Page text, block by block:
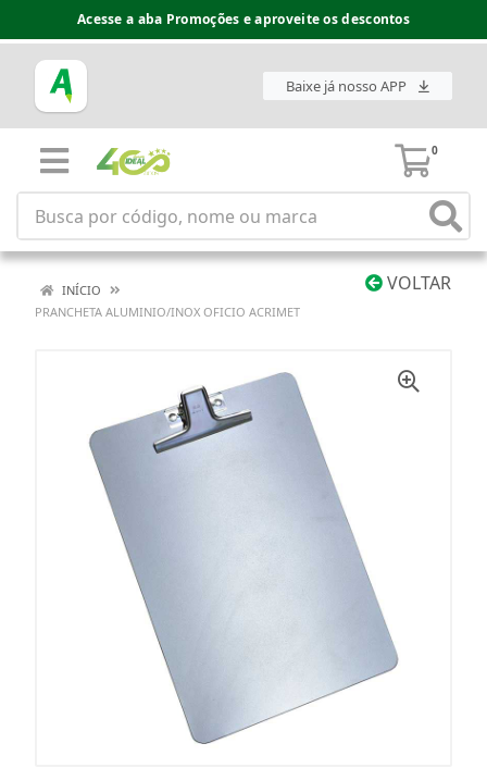
Acesse a aba Promoções e aproveite os descontos
Baixe já nosso APP
0
VOLTAR
INÍCIO
PRANCHETA ALUMINIO/INOX OFICIO ACRIMET